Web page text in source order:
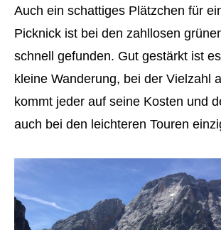
Auch ein schattiges Plätzchen für
Picknick ist bei den zahllosen
schnell gefunden. Gut gestärkt ist
kleine Wanderung, bei der Vielzahl
kommt jeder auf seine Kosten und
auch bei den leichteren Touren